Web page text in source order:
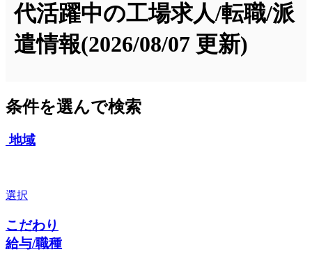
代活躍中の工場求人/転職/派
遣情報(2026/08/07 更新)
条件を選んで検索
地域
選択
こだわり
給与/職種